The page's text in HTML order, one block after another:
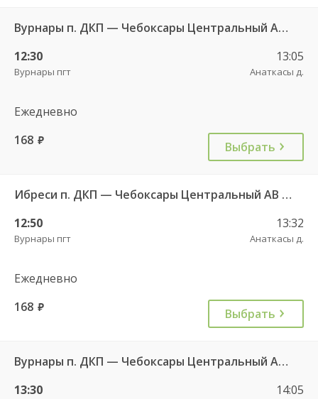
Вурнары п. ДКП — Чебоксары Центральный АВ 521
12:30
Вурнары пгт
13:05
Анаткасы д.
Ежедневно
168 руб. Выбрать
Ибреси п. ДКП — Чебоксары Центральный АВ 541
12:50
Вурнары пгт
13:32
Анаткасы д.
Ежедневно
168 руб. Выбрать
Вурнары п. ДКП — Чебоксары Центральный АВ 521
13:30
14:05